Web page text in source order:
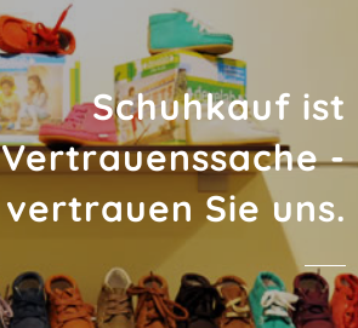
Schuhkauf ist
Vertrauenssache -
vertrauen Sie uns.